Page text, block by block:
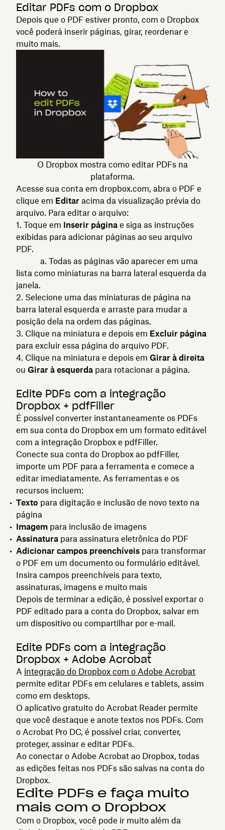
Editar PDFs com o Dropbox
Depois que o PDF estiver pronto, com o Dropbox
você poderá inserir páginas, girar, reordenar e
muito mais.
O Dropbox mostra como editar PDFs na
plataforma.
Acesse sua conta em dropbox.com, abra o PDF e
clique em Editar acima da visualização prévia do
arquivo. Para editar o arquivo:
Toque em Inserir página e siga as instruções
exibidas para adicionar páginas ao seu arquivo
PDF.
a. Todas as páginas vão aparecer em uma
lista como miniaturas na barra lateral esquerda da
janela.
Selecione uma das miniaturas de página na
barra lateral esquerda e arraste para mudar a
posição dela na ordem das páginas.
Clique na miniatura e depois em Excluir página
para excluir essa página do arquivo PDF.
Clique na miniatura e depois em Girar à direita
ou Girar à esquerda para rotacionar a página.
Edite PDFs com a integração
Dropbox + pdfFiller
É possível converter instantaneamente os PDFs
em sua conta do Dropbox em um formato editável
com a integração Dropbox e pdfFiller.
Conecte sua conta do Dropbox ao pdfFiller,
importe um PDF para a ferramenta e comece a
editar imediatamente. As ferramentas e os
recursos incluem:
Texto para digitação e inclusão de novo texto na
página
Imagem para inclusão de imagens
Assinatura para assinatura eletrônica do PDF
Adicionar campos preenchíveis para transformar
o PDF em um documento ou formulário editável.
Insira campos preenchíveis para texto,
assinaturas, imagens e muito mais
Depois de terminar a edição, é possível exportar o
PDF editado para a conta do Dropbox, salvar em
um dispositivo ou compartilhar por e-mail.
Edite PDFs com a integração
Dropbox + Adobe Acrobat
A integração do Dropbox com o Adobe Acrobat
permite editar PDFs em celulares e tablets, assim
como em desktops.
O aplicativo gratuito do Acrobat Reader permite
que você destaque e anote textos nos PDFs. Com
o Acrobat Pro DC, é possível criar, converter,
proteger, assinar e editar PDFs.
Ao conectar o Adobe Acrobat ao Dropbox, todas
as edições feitas nos PDFs são salvas na conta do
Dropbox.
Edite PDFs e faça muito
mais com o Dropbox
Com o Dropbox, você pode ir muito além da